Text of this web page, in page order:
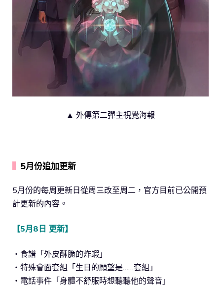
▲ 外傳第二彈主視覺海報
5月份追加更新
5月份的每周更新日從周三改至周二，官方目前已公開預
計更新的內容。
【5月8日 更新】
・食譜「外皮酥脆的炸蝦」
・特殊會面套組「生日的願望是……套組」
・電話事件「身體不舒服時想聽聽他的聲音」